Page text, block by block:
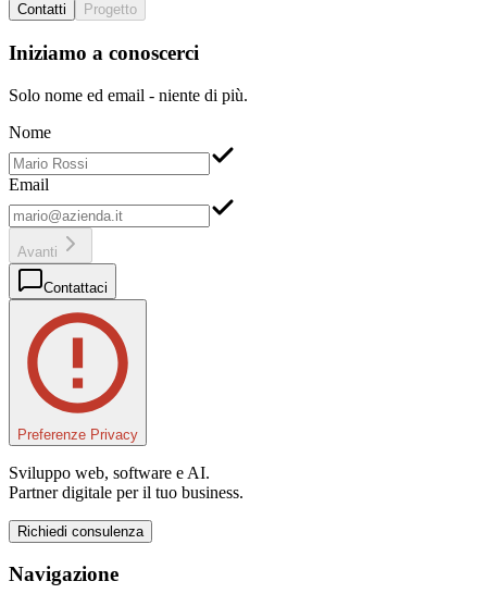
Contatti Progetto
Iniziamo a conoscerci
Solo nome ed email - niente di più.
Nome
Email
Avanti
Contattaci
Preferenze Privacy
Sviluppo web, software e AI.
Partner digitale per il tuo business.
Richiedi consulenza
Navigazione